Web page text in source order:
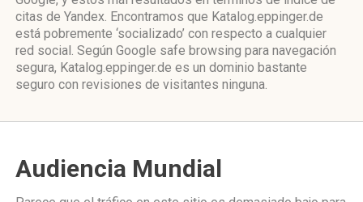
citas de Yandex. Encontramos que Katalog.eppinger.de
está pobremente ‘socializado’ con respecto a cualquier
red social. Según Google safe browsing para navegación
segura, Katalog.eppinger.de es un dominio bastante
seguro con revisiones de visitantes ninguna.
Audiencia Mundial